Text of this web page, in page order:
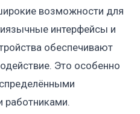
возможности для
интерфейсы и
обеспечивают
Это особенно